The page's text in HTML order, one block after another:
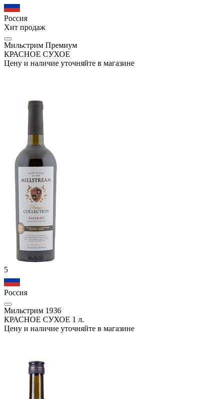
Россия
Хит продаж
Мильстрим Премиум
КРАСНОЕ СУХОЕ
Цену и наличие уточняйте в магазине
5
Россия
Мильстрим 1936
КРАСНОЕ СУХОЕ 1 л.
Цену и наличие уточняйте в магазине